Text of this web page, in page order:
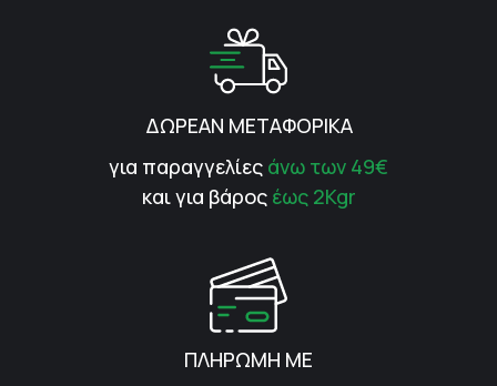
ΔΩΡΕΑΝ ΜΕΤΑΦΟΡΙΚΑ
για παραγγελίες άνω των 49€
και για βάρος έως 2Kgr
ΠΛΗΡΩΜΗ ΜΕ